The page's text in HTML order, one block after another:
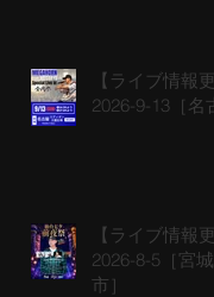
【ライブ情報
2026-9-13［名
【ライブ情報
2026-8-5［宮
市］